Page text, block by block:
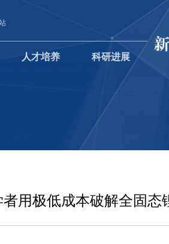
人才培养 科研进展
者用极低成本破解全固态